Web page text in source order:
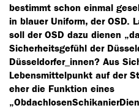
bestimmt schon einmal
in blauer Uniform, der OSD.
soll der OSD dazu dienen
Sicherheitsgefühl der
Düsseldorfer_innen? Aus
Lebensmittelpunkt auf der
eher die Funktion eines